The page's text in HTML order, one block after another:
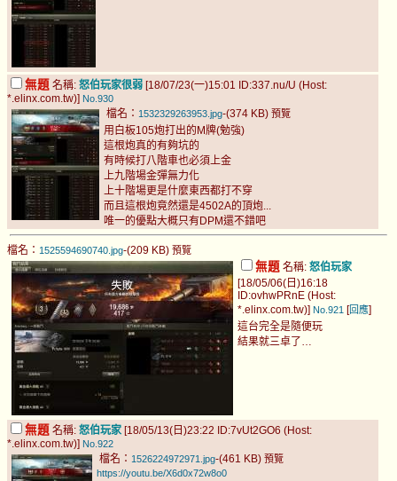
無題 名稱: 怒伯玩家很弱 [18/07/23(一)15:01 ID:337.nu/U (Host:
*.elinx.com.tw)] No.930
檔名： 1532329263953.jpg-(374 KB) 預覽
用白板105炮打出的M牌(勉強)
這根炮真的有夠坑的
有時候打八階車也必須上金
上九階場金彈無力化
上十階場更是什麼東西都打不穿
而且這根炮竟然還是4502A的頂炮...
唯一的優點大概只有DPM還不錯吧
檔名： 1525594690740.jpg-(209 KB) 預覽
無題 名稱: 怒伯玩家
[18/05/06(日)16:18
ID:ovhwPRnE (Host:
*.elinx.com.tw)] No.921 [回應]
這台完全是隨便玩
結果就三卓了…
無題 名稱: 怒伯玩家 [18/05/13(日)23:22 ID:7vUt2GO6 (Host:
*.elinx.com.tw)] No.922
檔名： 1526224972971.jpg-(461 KB) 預覽
https://youtu.be/X6d0x72w8o0